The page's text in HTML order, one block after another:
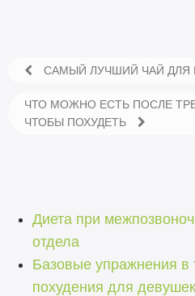
САМЫЙ ЛУЧШИЙ ЧАЙ ДЛЯ
ЧТО МОЖНО ЕСТЬ ПОСЛЕ
ЧТОБЫ ПОХУДЕТЬ
Диета при
отдела
Базовые упражнения
похудения для девушек